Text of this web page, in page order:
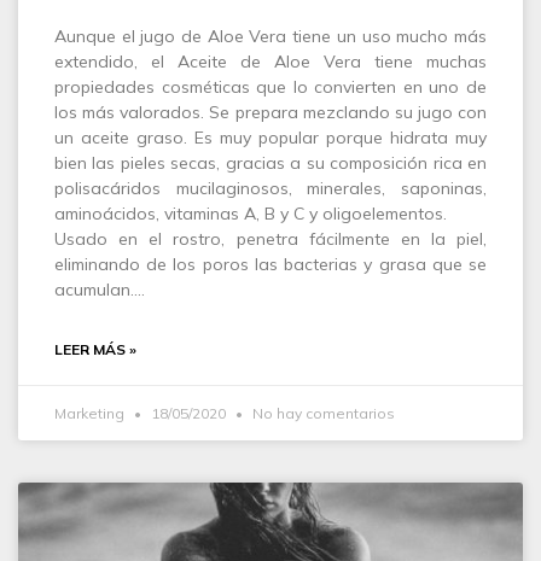
Aunque el jugo de Aloe Vera tiene un uso mucho más
extendido, el Aceite de Aloe Vera tiene muchas
propiedades cosméticas que lo convierten en uno de
los más valorados. Se prepara mezclando su jugo con
un aceite graso. Es muy popular porque hidrata muy
bien las pieles secas, gracias a su composición rica en
polisacáridos mucilaginosos, minerales, saponinas,
aminoácidos, vitaminas A, B y C y oligoelementos.
Usado en el rostro, penetra fácilmente en la piel,
eliminando de los poros las bacterias y grasa que se
acumulan.…
LEER MÁS »
Marketing 18/05/2020 No hay comentarios